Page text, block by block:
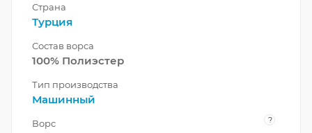
Страна
Турция
Состав ворса
100% Полиэстер
Тип производства
Машинный
Ворс ?